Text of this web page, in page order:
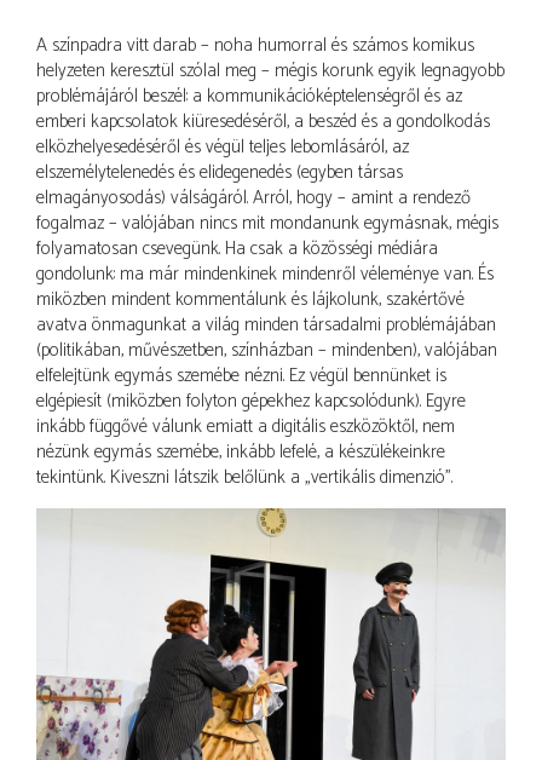
A színpadra vitt darab – noha humorral és számos komikus
helyzeten keresztül szólal meg – mégis korunk egyik legnagyobb
problémájáról beszél: a kommunikációképtelenségről és az
emberi kapcsolatok kiüresedéséről, a beszéd és a gondolkodás
elközhelyesedéséről és végül teljes lebomlásáról, az
elszemélytelenedés és elidegenedés (egyben társas
elmagányosodás) válságáról. Arról, hogy – amint a rendező
fogalmaz – valójában nincs mit mondanunk egymásnak, mégis
folyamatosan csevegünk. Ha csak a közösségi médiára
gondolunk: ma már mindenkinek mindenről véleménye van. És
miközben mindent kommentálunk és lájkolunk, szakértővé
avatva önmagunkat a világ minden társadalmi problémájában
(politikában, művészetben, színházban – mindenben), valójában
elfelejtünk egymás szemébe nézni. Ez végül bennünket is
elgépiesít (miközben folyton gépekhez kapcsolódunk). Egyre
inkább függővé válunk emiatt a digitális eszközöktől, nem
nézünk egymás szemébe, inkább lefelé, a készülékeinkre
tekintünk. Kiveszni látszik belőlünk a „vertikális dimenzió”.